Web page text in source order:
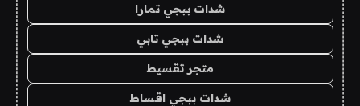
شدات ببجي تمارا
شدات ببجي تابي
متجر تقسيط
شدات ببجي اقساط